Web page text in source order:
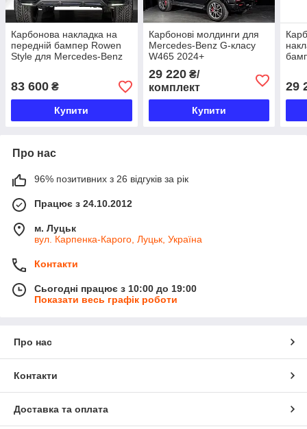
Карбонова накладка на
передній бампер Rowen
Style для Mercedes-Benz
83 600 ₴
Купити
Карбонові молдинги для
Mercedes-Benz G-класу
W465 2024+
29 220₴/
комплект
Купити
29
Про нас
96% позитивних з 26 відгуків за рік
Працює з 24.10.2012
м. Луцьк
вул. Карпенка-Карого, Луцьк, Україна
Контакти
Сьогодні працює з 10:00 до 19:00
Показати весь графік роботи
Про нас
Контакти
Доставка та оплата